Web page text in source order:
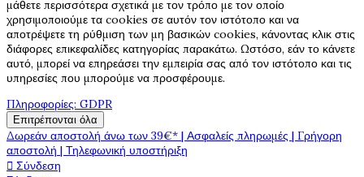
μάθετε περισσότερα σχετικά με τον τρόπο με τον οποίο
χρησιμοποιούμε τα cookies σε αυτόν τον ιστότοπο και να
αποτρέψετε τη ρύθμιση των μη βασικών cookies, κάνοντας κλικ στις
διάφορες επικεφαλίδες κατηγορίας παρακάτω. Ωστόσο, εάν το κάνετε
αυτό, μπορεί να επηρεάσει την εμπειρία σας από τον ιστότοπο και τις
υπηρεσίες που μπορούμε να προσφέρουμε.
Πληροφορίες: GDPR
Επιτρέπονται όλα
Δωρεάν αποστολή άνω των 39€* | Ασφαλείς πληρωμές | Γρήγορη
αποστολή | Τηλεφωνική υποστήριξη
 Σύνδεση